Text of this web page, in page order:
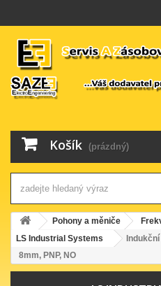
Košík (prázdný)
Pohony a měniče
LS Industrial Systems
Indukční
8mm, PNP, NO